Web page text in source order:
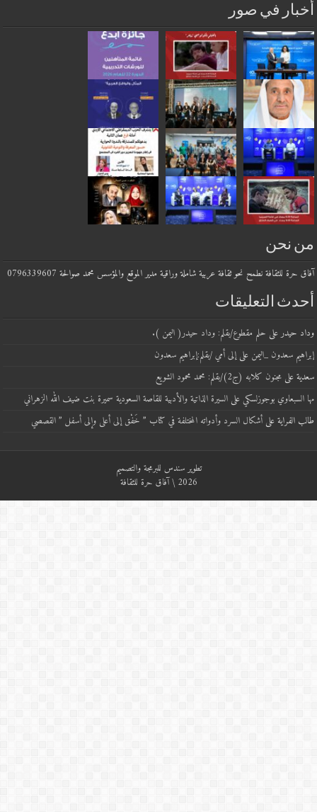
في صور
نحن
للثقافة نطمح نحو ثقافة عربية شاملة وراقية مدير الموقع والمؤسس محمد صوالحة 0796339607
التعليقات
علىحلم مقطوع/بقلم: وداد حيدر( اليمن ).
سعدون _اليمنعلىإلى أمي /بقلم:إبراهيم سعدون
علىمجنون كلابه (ج2)/بقلم: محمد محمود الشويع
بوجوزلسكيعلىالسيرة الذاتية والأدبية للقاصة السعودية سميرة بنت ضيف الله الزهراني
علىأشكال السرد وأدواته المختلفة في كتاب ” خَفْق إلى أعلى وإلى أسفل ” القصصي
تطويرسندس للبرمجة والتصميم
2026 \ آفاق حرة للثقافة